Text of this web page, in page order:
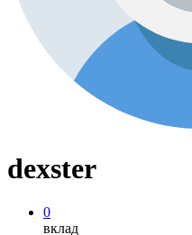
dexster
0
вклад